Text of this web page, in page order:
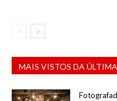
MAIS VISTOS DA